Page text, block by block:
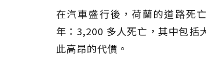
在汽車盛行後，荷蘭的道路死
年：3,200 多人死亡，其中包括
此高昂的代價。